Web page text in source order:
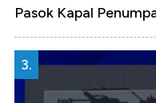
Pasok Kapal
3.